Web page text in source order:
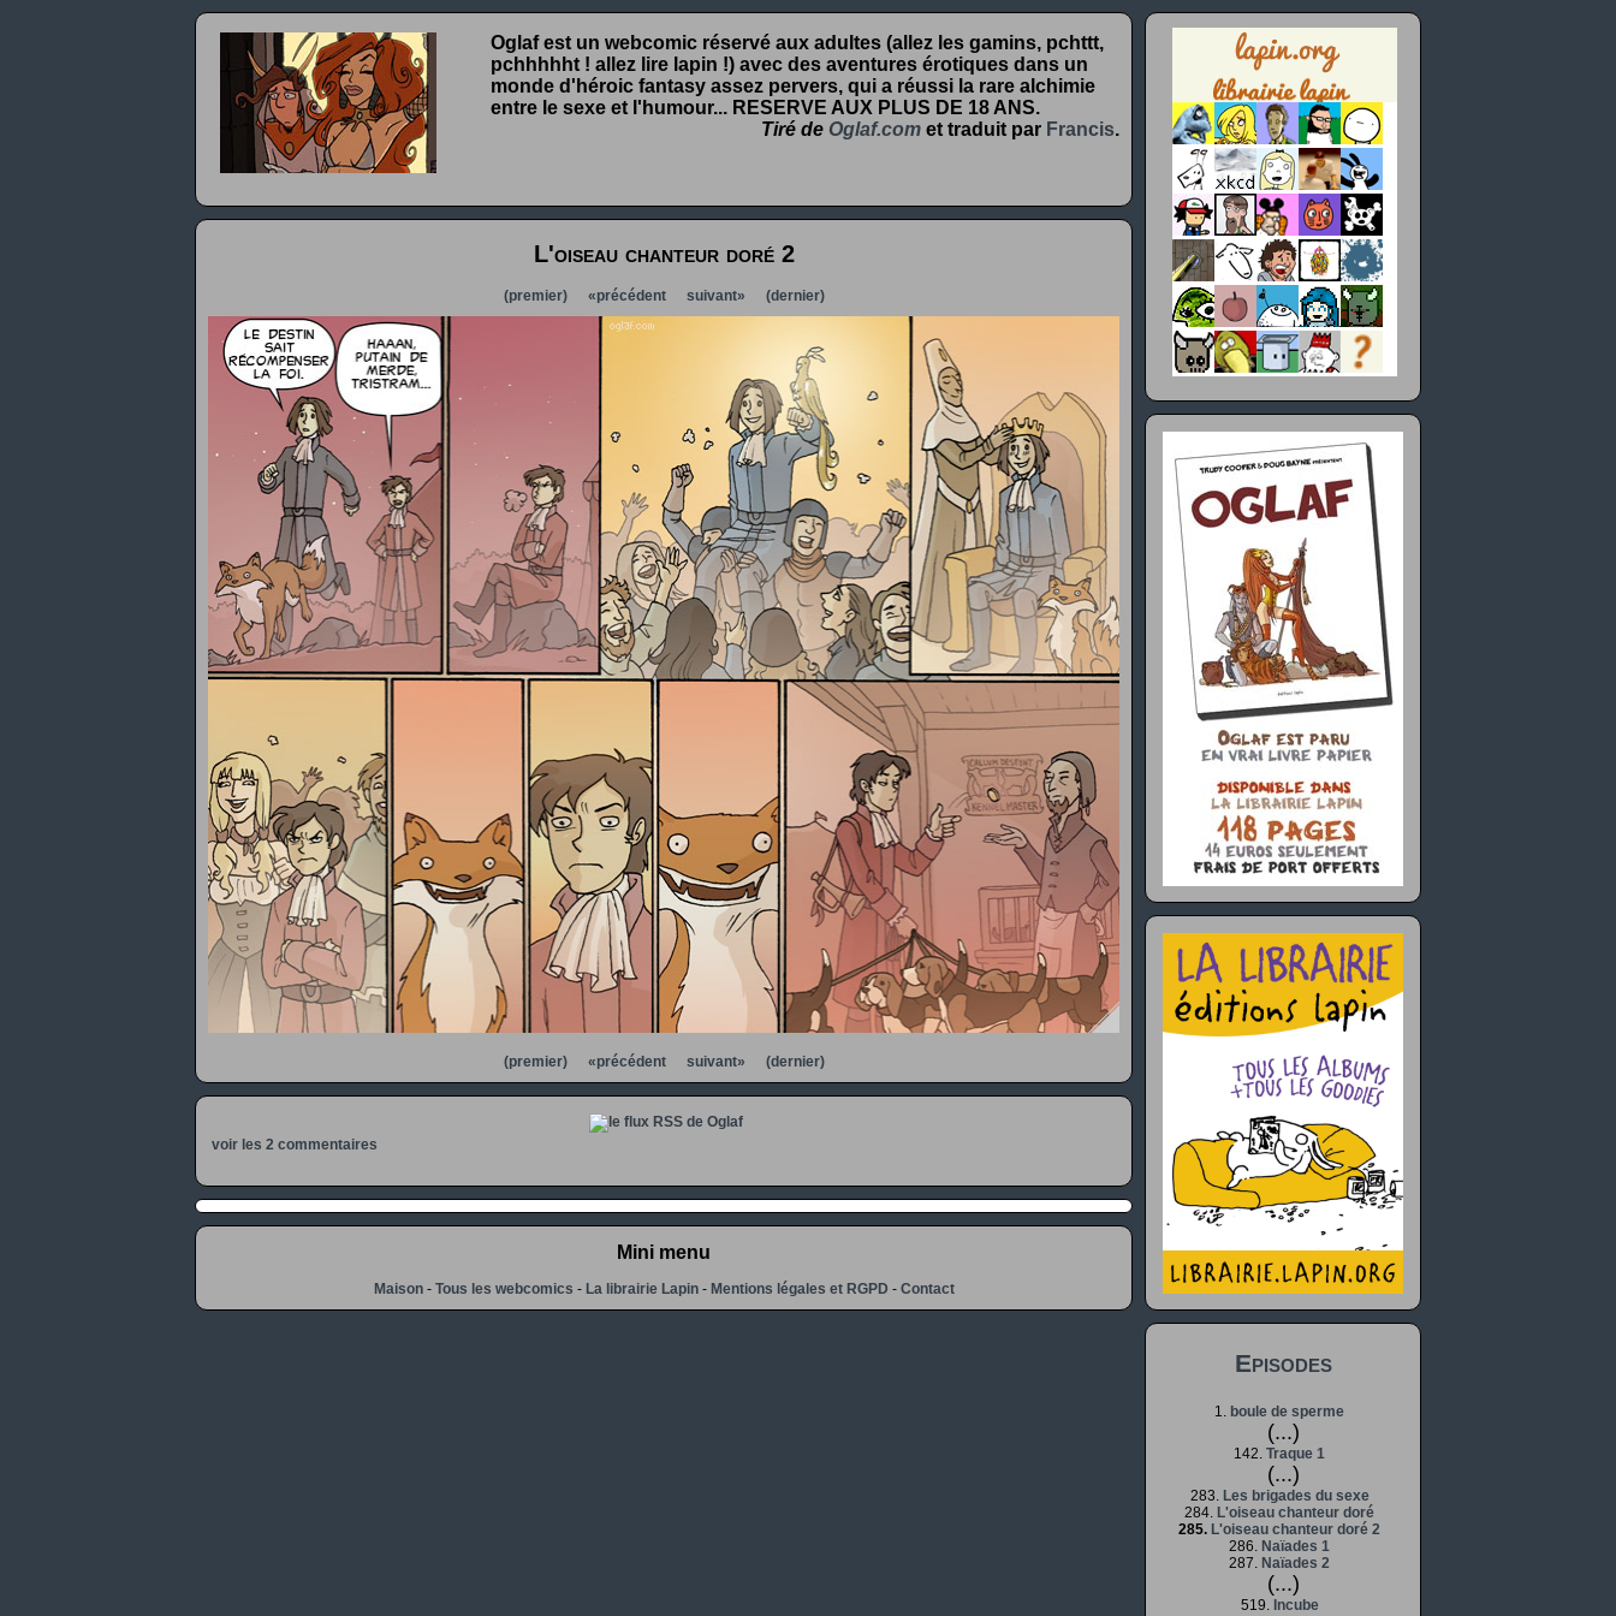
Oglaf est un webcomic réservé aux adultes (allez les gamins, pchttt,
pchhhhht ! allez lire lapin !) avec des aventures érotiques dans un
monde d'héroic fantasy assez pervers, qui a réussi la rare alchimie
entre le sexe et l'humour... RESERVE AUX PLUS DE 18 ANS.
Tiré de Oglaf.com et traduit par Francis.
L'oiseau chanteur doré 2
(premier) «précédent suivant» (dernier)
(premier) «précédent suivant» (dernier)
voir les 2 commentaires
Mini menu
Maison- Tous les webcomics - La librairie Lapin- Mentions légales et RGPD - Contact
Episodes
1. boule de sperme
(...)
142. Traque 1
(...)
283. Les brigades du sexe
284. L'oiseau chanteur doré
285. L'oiseau chanteur doré 2
286. Naïades 1
287. Naïades 2
(...)
519. Incube